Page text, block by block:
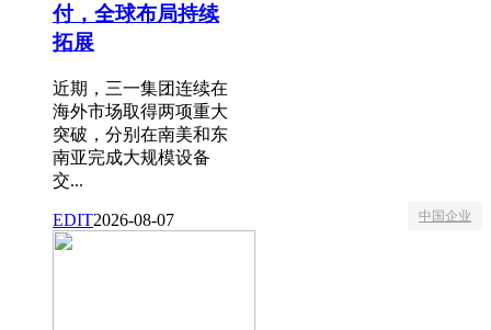
付，全球布局持续
拓展
近期，三一集团连续在
海外市场取得两项重大
突破，分别在南美和东
南亚完成大规模设备
交...
EDIT2026-08-07 中国企业